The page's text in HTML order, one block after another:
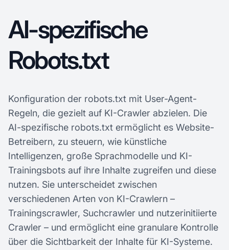
AI-spezifische
Robots.txt
Konfiguration der robots.txt mit User-Agent-
Regeln, die gezielt auf KI-Crawler abzielen. Die
AI-spezifische robots.txt ermöglicht es Website-
Betreibern, zu steuern, wie künstliche
Intelligenzen, große Sprachmodelle und KI-
Trainingsbots auf ihre Inhalte zugreifen und diese
nutzen. Sie unterscheidet zwischen
verschiedenen Arten von KI-Crawlern –
Trainingscrawler, Suchcrawler und nutzerinitiierte
Crawler – und ermöglicht eine granulare Kontrolle
über die Sichtbarkeit der Inhalte für KI-Systeme.